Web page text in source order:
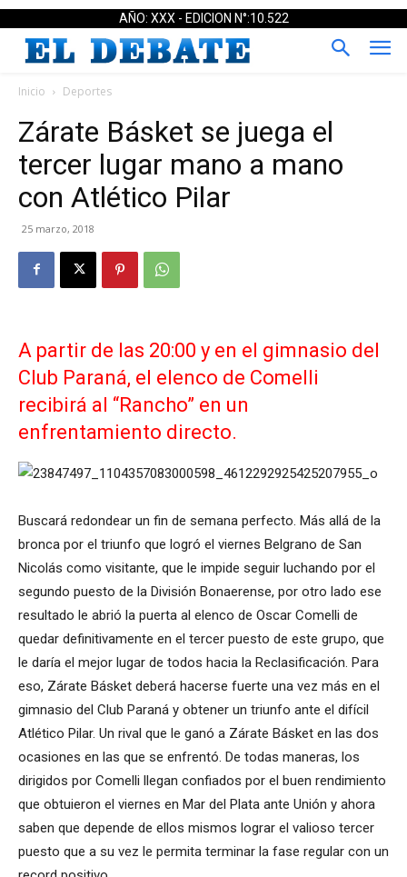
AÑO: XXX - EDICION N°:10.522
Inicio Deportes
Zárate Básket se juega el
tercer lugar mano a mano
con Atlético Pilar
25 marzo, 2018
A partir de las 20:00 y en el gimnasio del
Club Paraná, el elenco de Comelli
recibirá al “Rancho” en un
enfrentamiento directo.
Buscará redondear un fin de semana perfecto. Más allá de la
bronca por el triunfo que logró el viernes Belgrano de San
Nicolás como visitante, que le impide seguir luchando por el
segundo puesto de la División Bonaerense, por otro lado ese
resultado le abrió la puerta al elenco de Oscar Comelli de
quedar definitivamente en el tercer puesto de este grupo, que
le daría el mejor lugar de todos hacia la Reclasificación. Para
eso, Zárate Básket deberá hacerse fuerte una vez más en el
gimnasio del Club Paraná y obtener un triunfo ante el difícil
Atlético Pilar. Un rival que le ganó a Zárate Básket en las dos
ocasiones en las que se enfrentó. De todas maneras, los
dirigidos por Comelli llegan confiados por el buen rendimiento
que obtuieron el viernes en Mar del Plata ante Unión y ahora
saben que depende de ellos mismos lograr el valioso tercer
puesto que a su vez le permita terminar la fase regular con un